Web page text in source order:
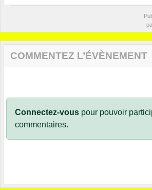
COMMENTEZ L’ÉVÈNEMENT
Connectez-vous pour pouvoir
commentaires.